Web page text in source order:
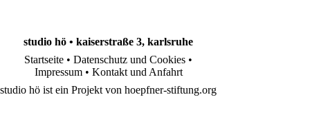
studio hö • kaiserstraße 3, karlsruhe
Startseite •Datenschutz und Cookies •
Impressum• Kontakt und Anfahrt
studio hö ist ein Projekt vonhoepfner-stiftung.org